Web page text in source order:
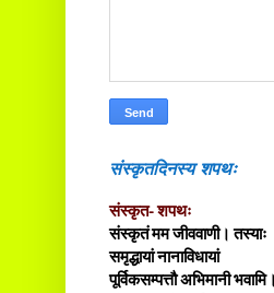
संस्कृतदिनस्य शपथः
संस्कृत- शपथः
संस्कृतं मम जीववाणी। तस्याः
समृद्धायां नानाविधायां
पूर्विकसम्पत्तौ अभिमानी भवामि।